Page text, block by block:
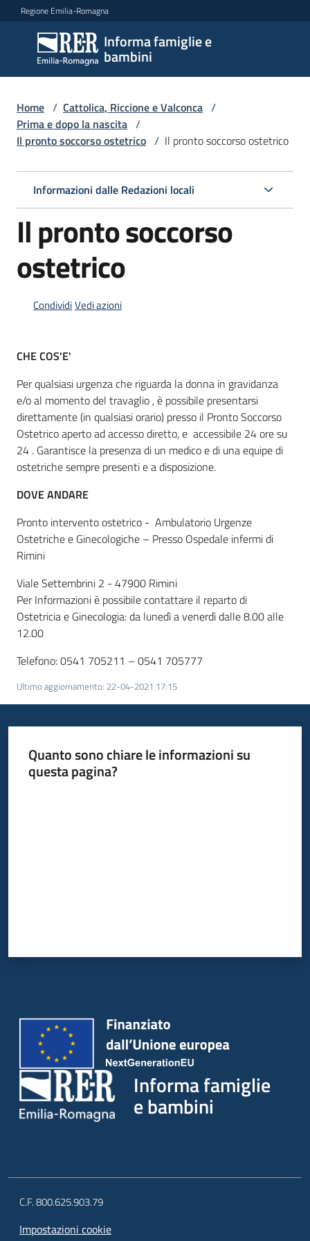
Vai al contenuto
Vai alla navigazione
Vai al footer
Regione Emilia-Romagna
Informa famiglie e
bambini
Informa
famiglie
e
bambini
Centri
per
famiglie
Informazioni
Home / Cattolica, Riccione e Valconca /
Prima e dopo la nascita /
Il pronto soccorso ostetrico / Il pronto soccorso ostetrico
Informazioni dalle Redazioni locali
Il pronto soccorso
ostetrico
CondividiVedi azioni
CHE COS'E'
Per qualsiasi urgenza che riguarda la donna in gravidanza
e/o al momento del travaglio , è possibile presentarsi
direttamente (in qualsiasi orario) presso il Pronto Soccorso
Ostetrico aperto ad accesso diretto, e accessibile 24 ore su
24 . Garantisce la presenza di un medico e di una equipe di
ostetriche sempre presenti e a disposizione.
DOVE ANDARE
Pronto intervento ostetrico - Ambulatorio Urgenze
Ostetriche e Ginecologiche – Presso Ospedale infermi di
Rimini
Viale Settembrini 2 - 47900 Rimini
Per Informazioni è possibile contattare il reparto di
Ostetricia e Ginecologia: da lunedì a venerdì dalle 8.00 alle
12.00
Telefono: 0541 705211 – 0541 705777
Ultimo aggiornamento: 22-04-2021 17:15
Quanto sono chiare le informazioni su
questa pagina?
Informa famiglie
e bambini
C.F. 800.625.903.79
Impostazioni cookie